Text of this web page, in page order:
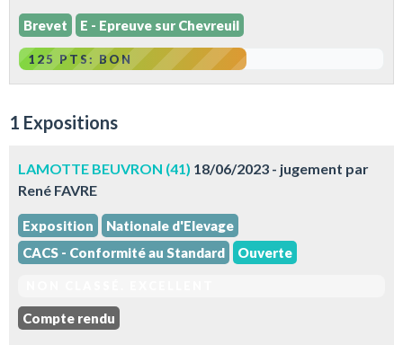
Brevet E - Epreuve sur Chevreuil
125 PTS: BON
1 Expositions
LAMOTTE BEUVRON (41) 18/06/2023 - jugement par
René FAVRE
Exposition
Nationale d'Elevage
CACS - Conformité au Standard
Ouverte
Compte rendu